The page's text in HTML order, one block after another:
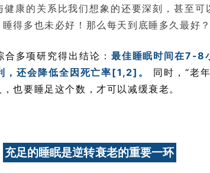
康的关系比我们想象的还要深刻，甚至可
得多也未必好！那么每天到底睡多久最好？
多项研究得出结论： 最佳睡眠时间在7-8
，还会降低全因死亡率[1,2]。
同时，“老
也要睡足这个数，才可以减缓衰老。
充足的睡眠是逆转衰老的重要一环